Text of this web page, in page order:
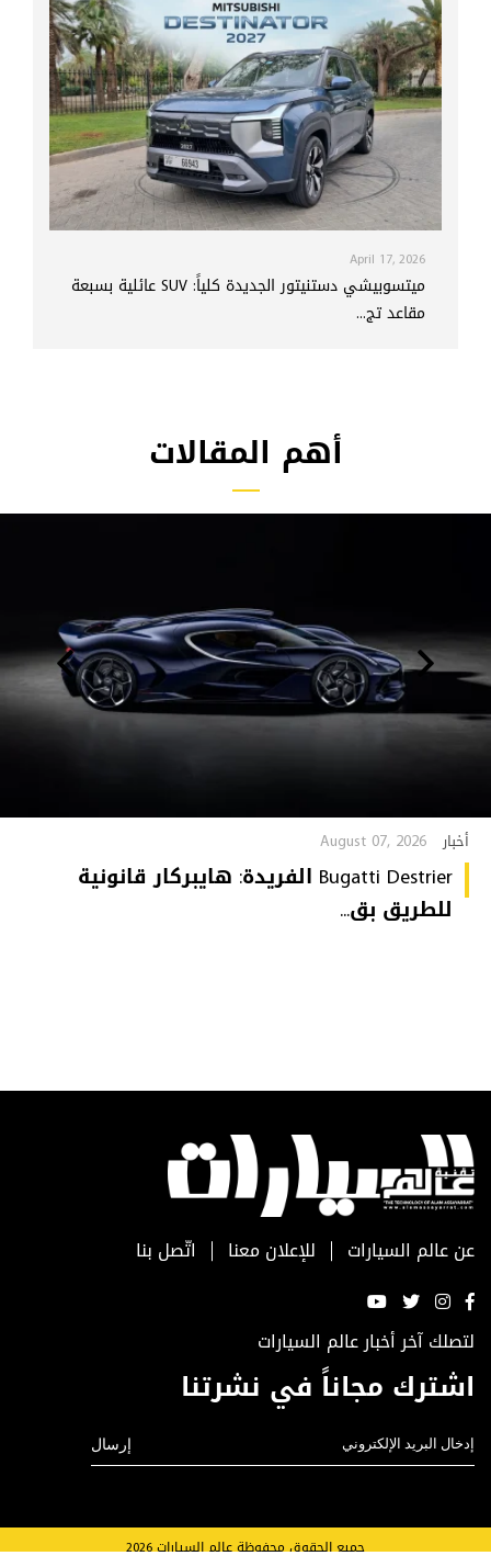
April 17, 2026
ميتسوبيشي دستنيتور الجديدة كلياً: SUV عائلية بسبعة
مقاعد تج...
أهم المقالات
أخبار August 07, 2026
Bugatti Destrier الفريدة: هايبركار قانونية
للطريق بق...
عن عالم السيارات للإعلان معنا اتّصل بنا
لتصلك آخر أخبار عالم السيارات
اشترك مجاناً في نشرتنا
جميع الحقوق محفوظة عالم السيارات 2026